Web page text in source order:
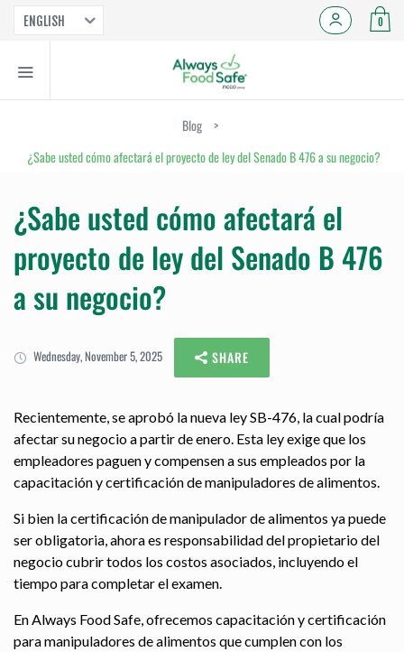
ENGLISH 0
Blog
>
¿Sabe usted cómo afectará el proyecto de ley del Senado B 476 a su negocio?
¿Sabe usted cómo afectará el
proyecto de ley del Senado B 476
a su negocio?
Wednesday, November 5, 2025 SHARE
Recientemente, se aprobó la nueva ley SB-476, la cual podría
afectar su negocio a partir de enero. Esta ley exige que los
empleadores paguen y compensen a sus empleados por la
capacitación y certificación de manipuladores de alimentos.
Si bien la certificación de manipulador de alimentos ya puede
ser obligatoria, ahora es responsabilidad del propietario del
negocio cubrir todos los costos asociados, incluyendo el
tiempo para completar el examen.
En Always Food Safe, ofrecemos capacitación y certificación
para manipuladores de alimentos que cumplen con los